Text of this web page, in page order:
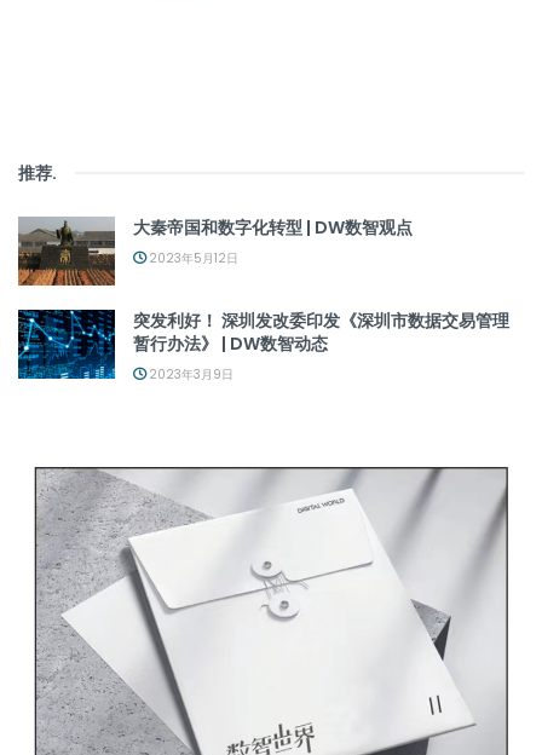
推荐.
大秦帝国和数字化转型 | DW数智观点
2023年5月12日
突发利好！ 深圳发改委印发《深圳市数据交易管理
暂行办法》 | DW数智动态
2023年3月9日